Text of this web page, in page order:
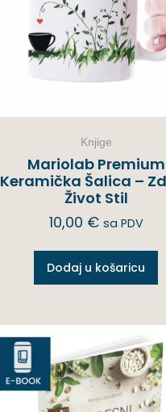
Knjige
Mariolab Premium
Keramička Šalica –
Život Stil
10,00 € sa PDV
Dodaj u košaricu